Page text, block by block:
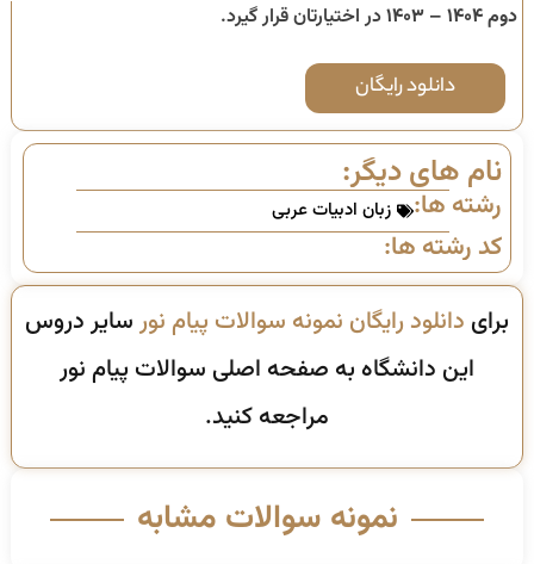
دوم ۱۴۰۴ – ۱۴۰۳
در اختیارتان قرار گیرد.
دانلود رایگان
نام های دیگر:
رشته ها: زبان ادبیات عربی
کد رشته ها:
برای دانلود رایگان نمونه سوالات پیام نورسایر دروس
این دانشگاه به صفحه اصلی سوالات پیام نور
مراجعه کنید.
نمونه سوالات مشابه